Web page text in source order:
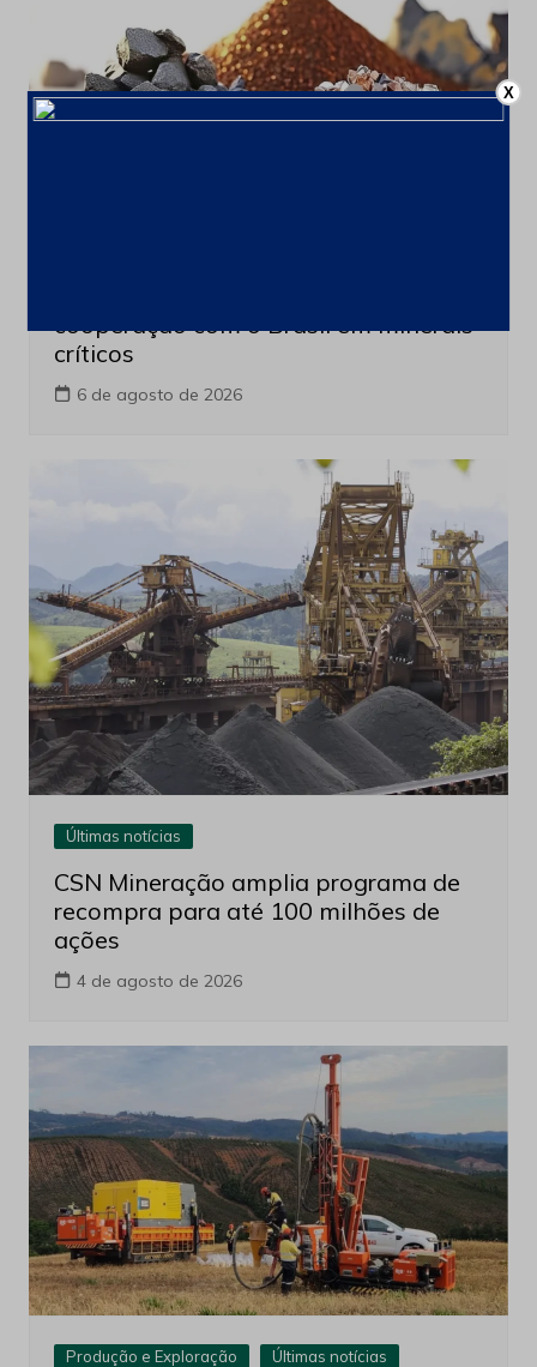
cooperação com o Brasil em minerais
críticos
6 de agosto de 2026
Últimas notícias
CSN Mineração amplia programa de
recompra para até 100 milhões de
ações
4 de agosto de 2026
Produção e Exploração Últimas notícias
X